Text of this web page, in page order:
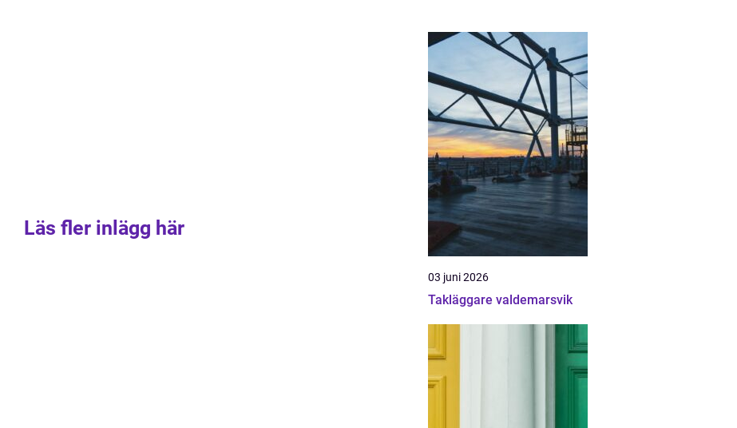
Läs fler inlägg här
03 juni 2026
Takläggare valdemarsvik